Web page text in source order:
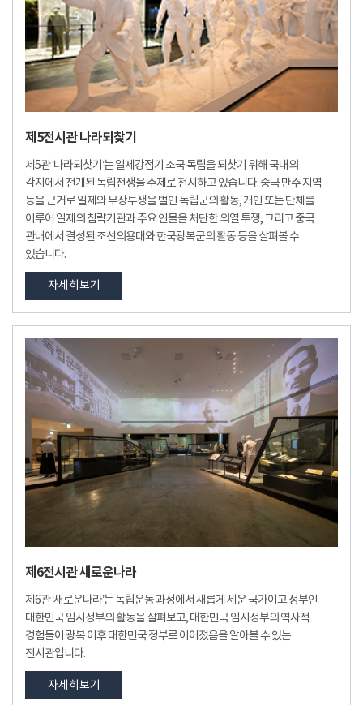
제5전시관 나라되찾기
제5관 ‘나라되찾기’는 일제강점기 조국 독립을 되찾기 위해 국내외
각지에서 전개된 독립전쟁을 주제로 전시하고 있습니다. 중국 만주 지역
등을 근거로 일제와 무장투쟁을 벌인 독립군의 활동, 개인 또는 단체를
이루어 일제의 침략기관과 주요 인물을 처단한 의열 투쟁, 그리고 중국
관내에서 결성된 조선의용대와 한국광복군의 활동 등을 살펴볼 수
있습니다.
자세히보기
제6전시관 새로운나라
제6관 ‘새로운나라’는 독립운동 과정에서 새롭게 세운 국가이고 정부인
대한민국 임시정부의 활동을 살펴보고, 대한민국 임시정부의 역사적
경험들이 광복 이후 대한민국 정부로 이어졌음을 알아볼 수 있는
전시관입니다.
자세히보기